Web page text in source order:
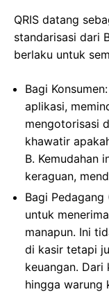
QRIS datang
standarisasi dari
berlaku untuk
Bagi
aplikasi,
mengotorisasi
khawatir
B. Kemudahan
keraguan,
Bagi
untuk
manapun. Ini
di kasir tetapi
keuangan.
hingga warung